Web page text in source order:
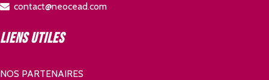
contact@neocead.com
Liens utiles
NOS PARTENAIRES